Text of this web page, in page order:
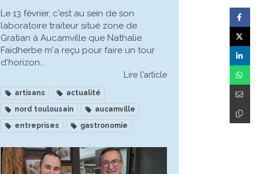
Le 13 février, c'est au sein de son
laboratoire traiteur situé zone de
Gratian à Aucamville que Nathalie
Faidherbe m'a reçu pour faire un tour
d'horizon...
Lire l'article
artisans
actualité
nord toulousain
aucamville
entreprises
gastronomie